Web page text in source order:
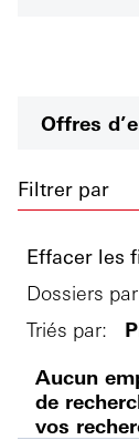
Offres
Filtrer par
Effacer les
Dossiers
Triés par:
Aucun
de
vos